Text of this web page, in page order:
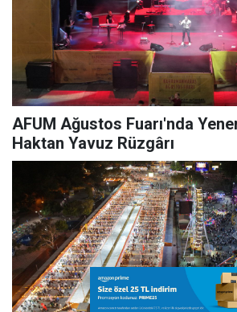
AFUM Ağustos Fuarı'nda
Haktan Yavuz Rüzgârı